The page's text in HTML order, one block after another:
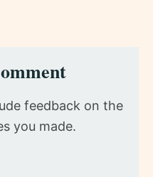
feedback on the
you made.